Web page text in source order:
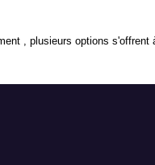
, plusieurs options s'offrent